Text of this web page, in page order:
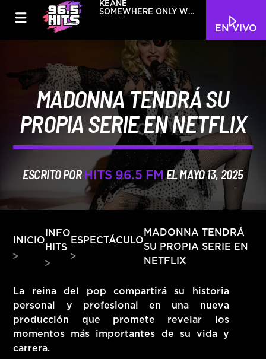
EN VIVO
KEANE
SOMEWHERE ONLY WE
HITS – 96.5 FM
HITS
MADONNA TENDRÁ SU
PROPIA SERIE EN NETFLIX
ESCRITO POR HITS 96.5 FM EL MAYO 13, 2025
INICIO
INFO
HITS
ESPECTÁCULO
MADONNA TENDRÁ
SU PROPIA SERIE EN
NETFLIX
La reina del pop compartirá su historia
personal y profesionalen una nueva
producción que promete revelar los
momentos más importantes de su vida y
carrera.